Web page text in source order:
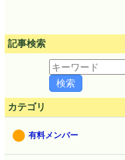
記事検索
カテゴリ
有料メンバー